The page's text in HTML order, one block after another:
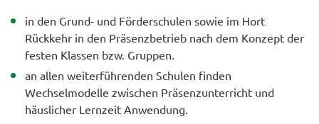
in den Grund- und Förderschulen sowie im Hort
Rückkehr in den Präsenzbetrieb nach dem Konzept der
festen Klassen bzw. Gruppen.
an allen weiterführenden Schulen finden
Wechselmodelle zwischen Präsenzunterricht und
häuslicher Lernzeit Anwendung.